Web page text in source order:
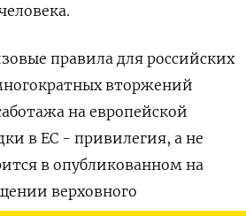
правила для российских
вторжений
на европейской
в ЕС - привилегия, а не
в опубликованном на
верховного